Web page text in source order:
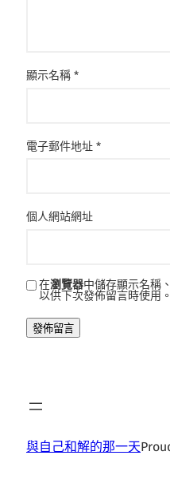
顯示名稱 *
電子郵件地址 *
個人網站網址
在瀏覽器中儲存顯示名稱
以供下次發佈留言時使用。
與自己和解的那一天